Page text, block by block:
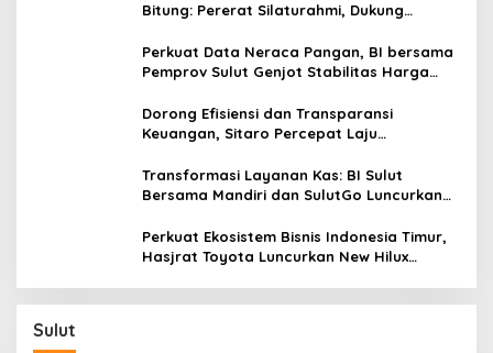
Bitung: Pererat Silaturahmi, Dukung
Promo Khusus
Perkuat Data Neraca Pangan, BI bersama
Pemprov Sulut Genjot Stabilitas Harga
Dorong Efisiensi dan Transparansi
Keuangan, Sitaro Percepat Laju
Transformasi Layanan Kas: BI Sulut
Bersama Mandiri dan SulutGo Luncurkan
Kepulauan
Perkuat Ekosistem Bisnis Indonesia Timur,
Hasjrat Toyota Luncurkan New Hilux
Sulut